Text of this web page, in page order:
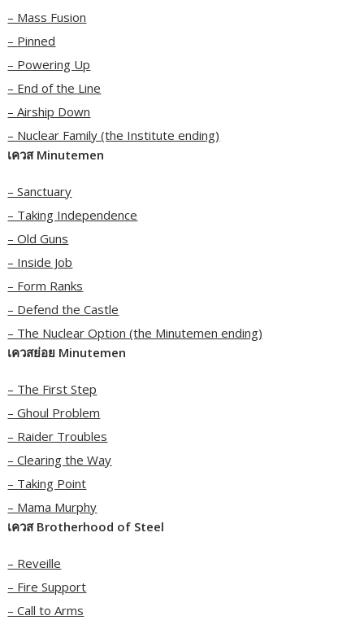
– Mass Fusion
– Pinned
– Powering Up
– End of the Line
– Airship Down
– Nuclear Family (the Institute ending)
เควส Minutemen
– Sanctuary
– Taking Independence
– Old Guns
– Inside Job
– Form Ranks
– Defend the Castle
– The Nuclear Option (the Minutemen ending)
เควสย่อย Minutemen
– The First Step
– Ghoul Problem
– Raider Troubles
– Clearing the Way
– Taking Point
– Mama Murphy
เควส Brotherhood of Steel
– Reveille
– Fire Support
– Call to Arms